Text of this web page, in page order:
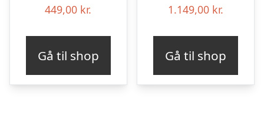
449,00 kr.
Gå til shop
1.149,00 kr.
Gå til shop